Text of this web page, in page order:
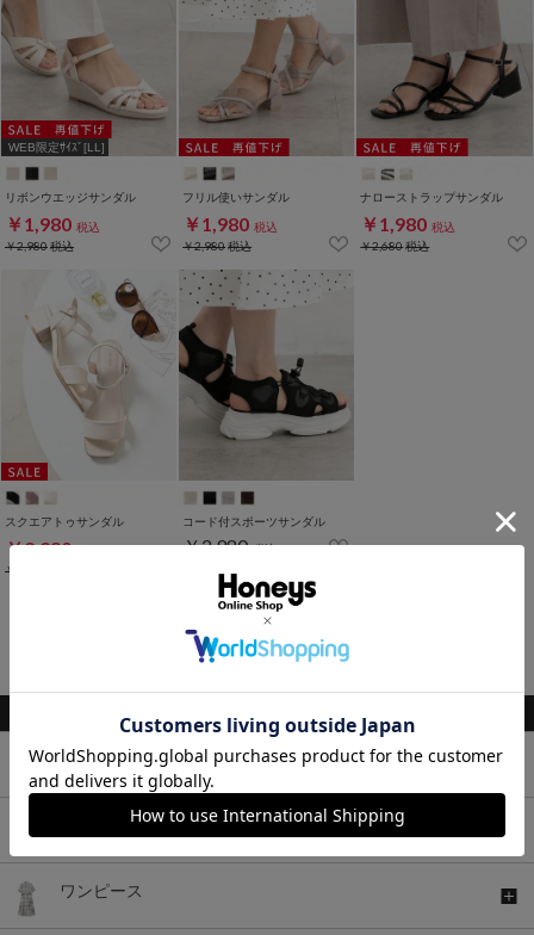
WEB限定ｻｲｽﾞ[LL]
リボンウエッジサンダル
￥1,980 税込
￥2,980税込
フリル使いサンダル
￥1,980 税込
￥2,980税込
ナローストラップサンダル
￥1,980 税込
￥2,680税込
スクエアトゥサンダル
￥2,280
￥2,680
コード付スポーツサンダル
￥2,980 税込
1～8件 (全8件)
トップス
ワンピース